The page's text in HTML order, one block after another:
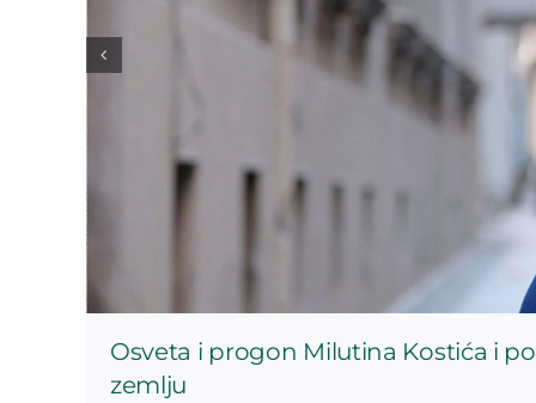
Osveta i progon Milutina Kostića i
zemlju